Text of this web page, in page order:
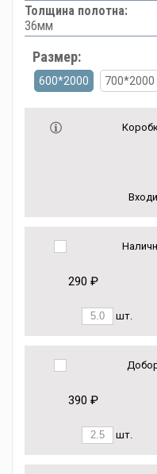
Толщина полотна:
36мм
Размер:
600*2000 700*2000
290 ₽
шт.
390 ₽
шт.